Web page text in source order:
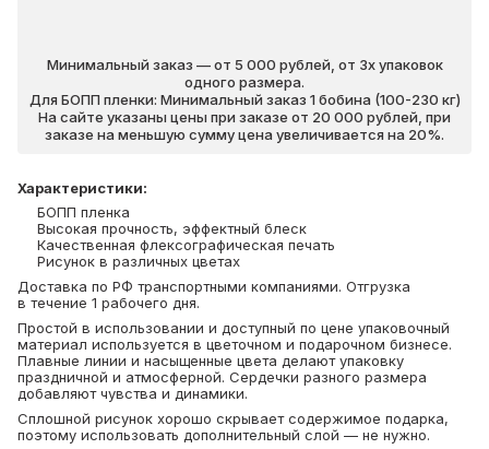
Минимальный заказ — от 5 000 рублей, от 3х упаковок
одного размера.
Для БОПП пленки: Минимальный заказ 1 бобина (100-230 кг)
На сайте указаны цены при заказе от 20 000 рублей, при
заказе на меньшую сумму цена увеличивается на 20%.
Характеристики:
БОПП пленка
Высокая прочность, эффектный блеск
Качественная флексографическая печать
Рисунок в различных цветах
Доставка по РФ транспортными компаниями. Отгрузка
в течение 1 рабочего дня.
Простой в использовании и доступный по цене упаковочный
материал используется в цветочном и подарочном бизнесе.
Плавные линии и насыщенные цвета делают упаковку
праздничной и атмосферной. Сердечки разного размера
добавляют чувства и динамики.
Сплошной рисунок хорошо скрывает содержимое подарка,
поэтому использовать дополнительный слой — не нужно.